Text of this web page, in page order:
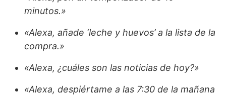
minutos.»
«Alexa, añade ‘leche y huevos’ a la lista de la
compra.»
«Alexa, ¿cuáles son las noticias de hoy?»
«Alexa, despiértame a las 7:30 de la mañana